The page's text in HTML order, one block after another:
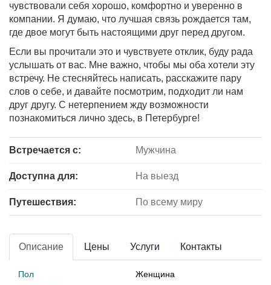
чувствовали себя хорошо, комфортно и уверенно в
компании. Я думаю, что лучшая связь рождается там,
где двое могут быть настоящими друг перед другом.
Если вы прочитали это и чувствуете отклик, буду рада
услышать от вас. Мне важно, чтобы мы оба хотели эту
встречу. Не стесняйтесь написать, расскажите пару
слов о себе, и давайте посмотрим, подходит ли нам
друг другу. С нетерпением жду возможности
познакомиться лично здесь, в Петербурге!
Встречается с: Мужчина
Доступна для: На выезд
Путешествия: По всему миру
Описание Цены Услуги Контакты
Пол
Женщина